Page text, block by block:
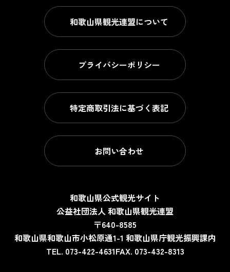
和歌山県観光連盟について
プライバシーポリシー
特定商取引法に基づく表記
お問い合わせ
和歌山県公式観光サイト
公益社団法人 和歌山県観光連盟
〒640-8585
和歌山県和歌山市小松原通1-1 和歌山県庁観光振興課内
TEL. 073-422-4631FAX. 073-432-8313